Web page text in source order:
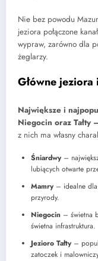
Nie bez powodu
jeziora połączone
wypraw, zarówno dla
żeglarzy.
Główne
Największe i
Niegocin oraz Tałty
z nich ma własny
Śniardwy–
lubiących otwarte
Mamry– idealne dla
przyrody.
Niegocin – świetna
świetna infrastruktura.
Jezioro Tałty–
zatoczek i